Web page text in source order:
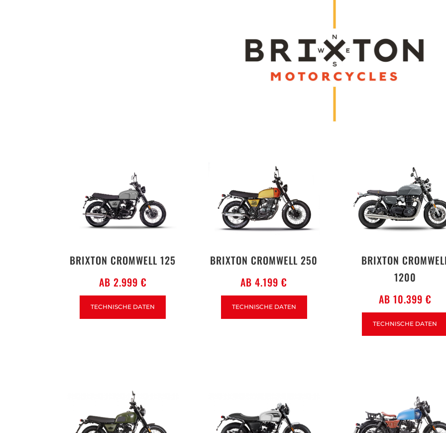
BRIXTON CROMWELL 125
AB 2.999 €
TECHNISCHE DATEN
BRIXTON CROMWELL 250
AB 4.199 €
TECHNISCHE DATEN
BRIXTON
1200
AB 10.399 €
TECHNISCHE DATEN